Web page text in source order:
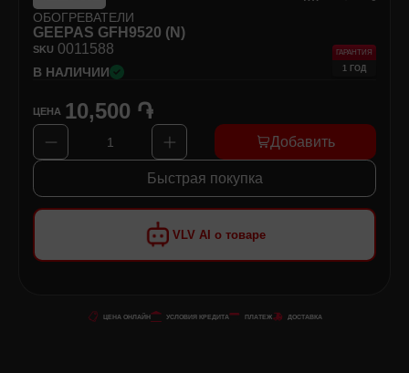
Самокаты и Гироскутеры
VLV AI о товаре
ОБОГРЕВАТЕЛИ
GEEPAS GFH9520 (N)
SKU 0011588
В НАЛИЧИИ
ГАРАНТИЯ
1 ГОД
ЦЕНА 10,500 ֏
1 Добавить
Быстрая покупка
ЦЕНА ОНЛАЙН УСЛОВИЯ КРЕДИТА ПЛАТЕЖ ДОСТАВКА